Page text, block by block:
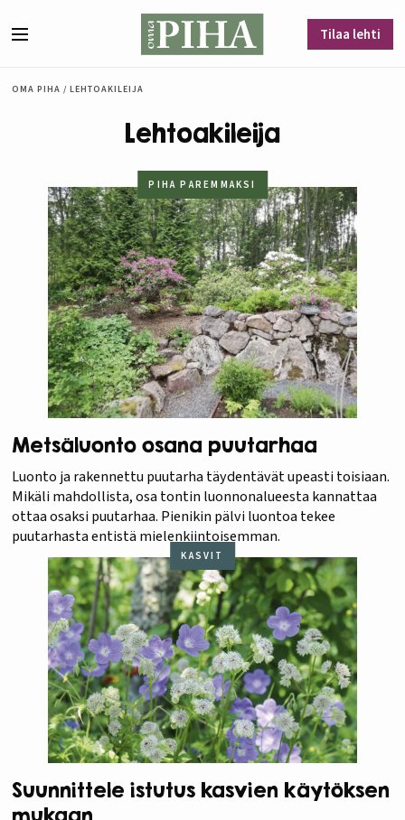
Tilaa lehti
OMA PIHA / LEHTOAKILEIJA
Lehtoakileija
PIHA PAREMMAKSI
Metsäluonto osana puutarhaa
Luonto ja rakennettu puutarha täydentävät upeasti toisiaan.
Mikäli mahdollista, osa tontin luonnonalueesta kannattaa
ottaa osaksi puutarhaa. Pienikin pälvi luontoa tekee
puutarhasta entistä mielenkiintoisemman.
KASVIT
Suunnittele istutus kasvien käytöksen
mukaan